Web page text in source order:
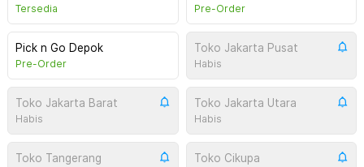
Tersedia Pre-Order
Pick n Go Depok
Pre-Order
Toko Jakarta Pusat
Habis
Toko Jakarta Barat
Habis
Toko Jakarta Utara
Habis
Toko Tangerang Toko Cikupa